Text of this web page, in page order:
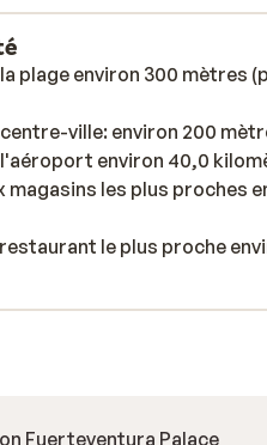
plage environ 300 mètres
ville: environ 200
environ 40,0
magasins les plus proches
le plus proche
Fuerteventura Palace